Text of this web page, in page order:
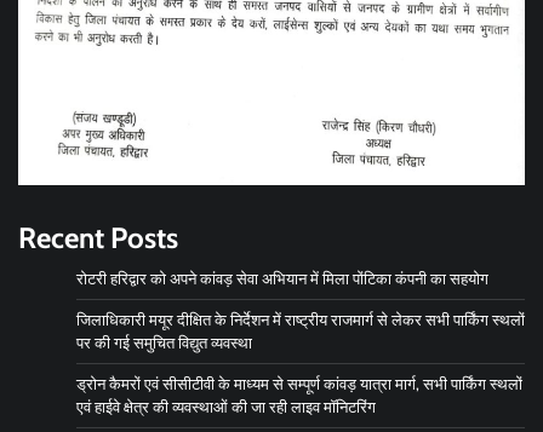
Recent Posts
रोटरी हरिद्वार को अपने कांवड़ सेवा अभियान में मिला पोंटिका कंपनी का सहयोग
जिलाधिकारी मयूर दीक्षित के निर्देशन में राष्ट्रीय राजमार्ग से लेकर सभी पार्किंग स्थलों
पर की गई समुचित विद्युत व्यवस्था
ड्रोन कैमरों एवं सीसीटीवी के माध्यम से सम्पूर्ण कांवड़ यात्रा मार्ग, सभी पार्किंग स्थलों
एवं हाईवे क्षेत्र की व्यवस्थाओं की जा रही लाइव मॉनिटरिंग